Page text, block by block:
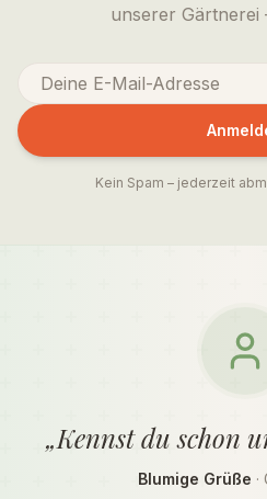
unserer Gärtnerei
Kein Spam – jederzeit
„Kennst du schon
Blumige Grüße